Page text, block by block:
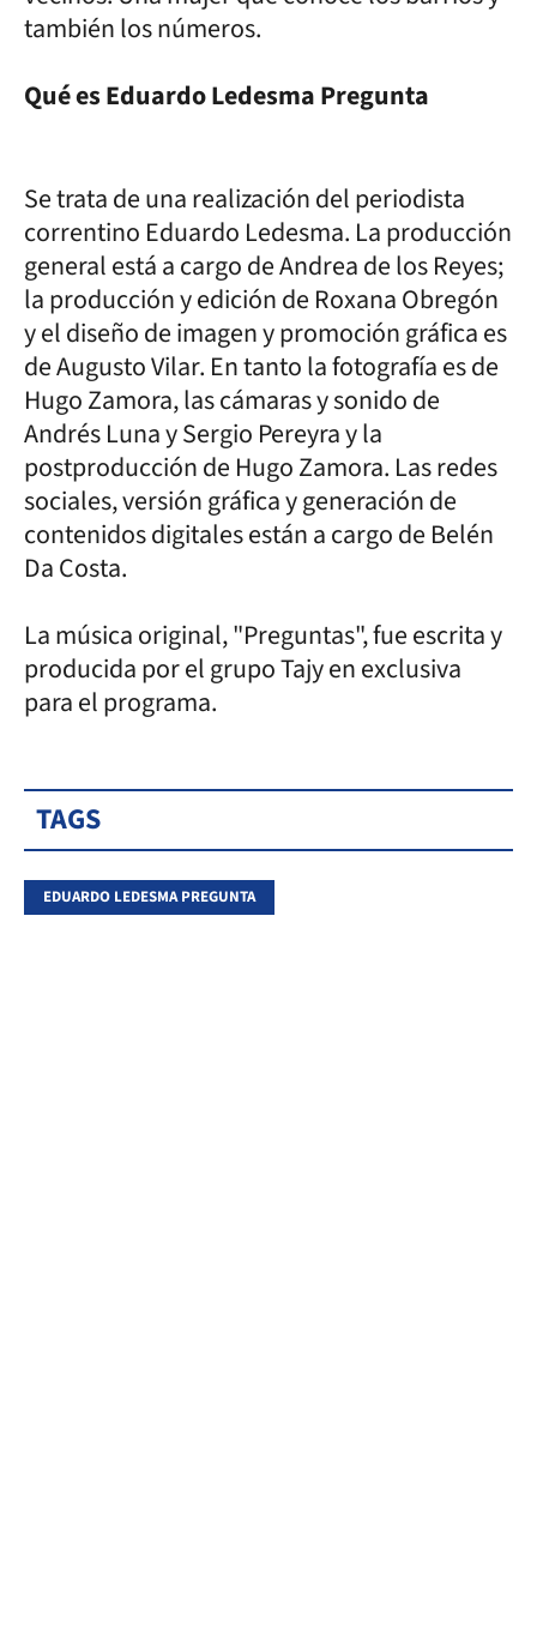
también los números.
Qué es Eduardo Ledesma Pregunta
Se trata de una realización del periodista
correntino Eduardo Ledesma. La producción
general está a cargo de Andrea de los Reyes;
la producción y edición de Roxana Obregón
y el diseño de imagen y promoción gráfica es
de Augusto Vilar. En tanto la fotografía es de
Hugo Zamora, las cámaras y sonido de
Andrés Luna y Sergio Pereyra y la
postproducción de Hugo Zamora. Las redes
sociales, versión gráfica y generación de
contenidos digitales están a cargo de Belén
Da Costa.
La música original, "Preguntas", fue escrita y
producida por el grupo Tajy en exclusiva
para el programa.
TAGS
EDUARDO LEDESMA PREGUNTA